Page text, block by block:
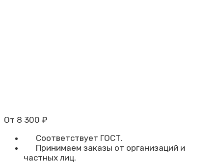
От 8 300 ₽
Соответствует ГОСТ.
Принимаем заказы от организаций и
частных лиц.